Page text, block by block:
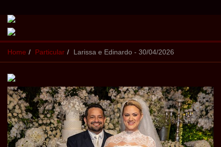
Home Particular Larissa e Edinardo - 30/04/2026